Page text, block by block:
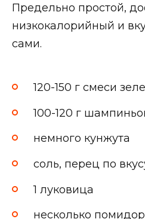
Предельно простой,
низкокалорийный и
сами.
120-150 г смеси
100-120 г
немного кунжута
соль, перец по
1 луковица
несколько